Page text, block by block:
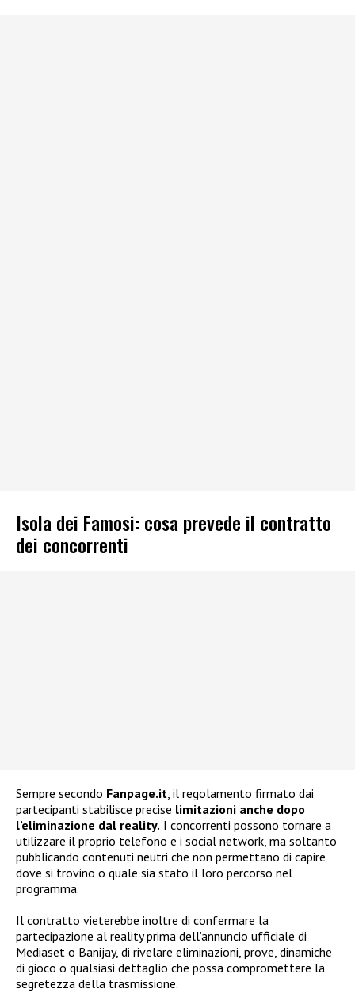
Isola dei Famosi: cosa prevede il contratto
dei concorrenti
Sempre secondo Fanpage.it, il regolamento firmato dai
partecipanti stabilisce precise limitazioni anche dopo
l’eliminazione dal reality. I concorrenti possono tornare a
utilizzare il proprio telefono e i social network, ma soltanto
pubblicando contenuti neutri che non permettano di capire
dove si trovino o quale sia stato il loro percorso nel
programma.
Il contratto vieterebbe inoltre di confermare la
partecipazione al reality prima dell’annuncio ufficiale di
Mediaset o Banijay, di rivelare eliminazioni, prove, dinamiche
di gioco o qualsiasi dettaglio che possa compromettere la
segretezza della trasmissione.